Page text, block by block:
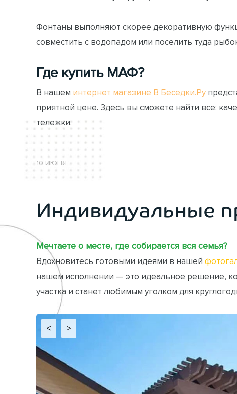
Фонтаны выполняют скорее декоративную
совместить с водопадом или поселить туда
Где купить МАФ?
В нашем интернет магазине В Беседки.Ру
приятной цене. Здесь вы сможете найти все:
тележки.
10 ИЮНЯ
Индивидуальные
Мечтаете о месте, где собирается вся семья?
Вдохновитесь готовыми идеями в нашей
нашем исполнении — это идеальное решение,
участка и станет любимым уголком для
< >